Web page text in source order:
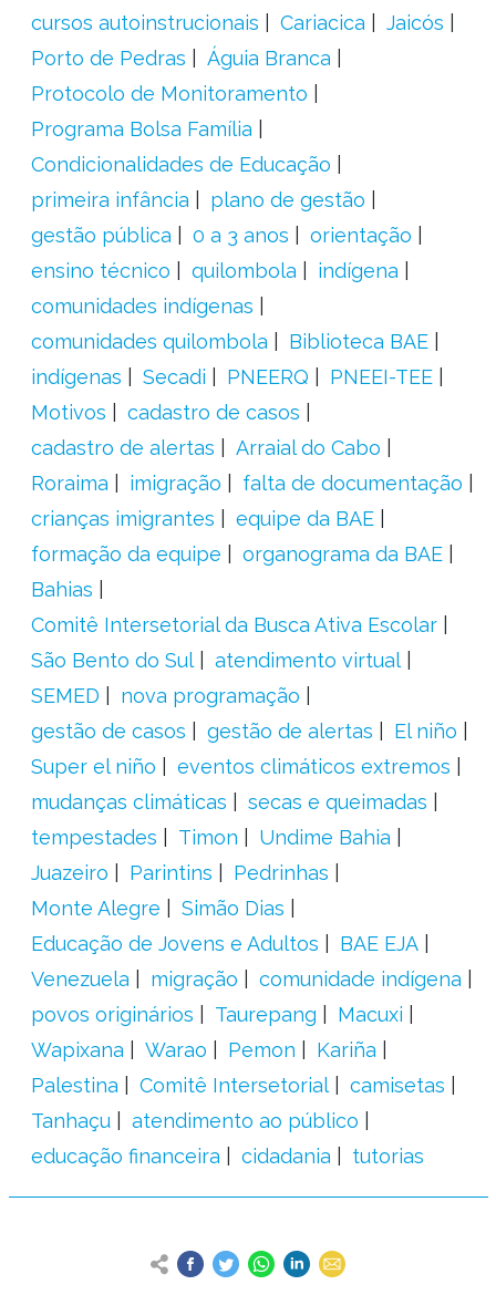
cursos autoinstrucionais
Cariacica
Jaicós
Porto de Pedras
Águia Branca
Protocolo de Monitoramento
Programa Bolsa Família
Condicionalidades de Educação
primeira infância
plano de gestão
gestão pública
0 a 3 anos
orientação
ensino técnico
quilombola
indígena
comunidades indígenas
comunidades quilombola
Biblioteca BAE
indígenas
Secadi PNEERQ
PNEEI-TEE
Motivos
cadastro de casos
cadastro de alertas
Arraial do Cabo
Roraima
imigração
falta de documentação
crianças imigrantes
equipe da BAE
formação da equipe
organograma da BAE
Bahias
Comitê Intersetorial da Busca Ativa Escolar
São Bento do Sul
atendimento virtual
SEMED
nova programação
gestão de casos
gestão de alertas
El niño
Super el niño
eventos climáticos extremos
mudanças climáticas
secas e queimadas
tempestades
Timon
Undime Bahia
Juazeiro
Parintins
Pedrinhas
Monte Alegre
Simão Dias
Educação de Jovens e Adultos
BAE EJA
Venezuela
migração
comunidade indígena
povos originários
Taurepang
Macuxi
Wapixana
Warao Pemon
Kariña
Palestina
Comitê Intersetorial
camisetas
Tanhaçu
atendimento ao público
educação financeira
cidadania tutorias